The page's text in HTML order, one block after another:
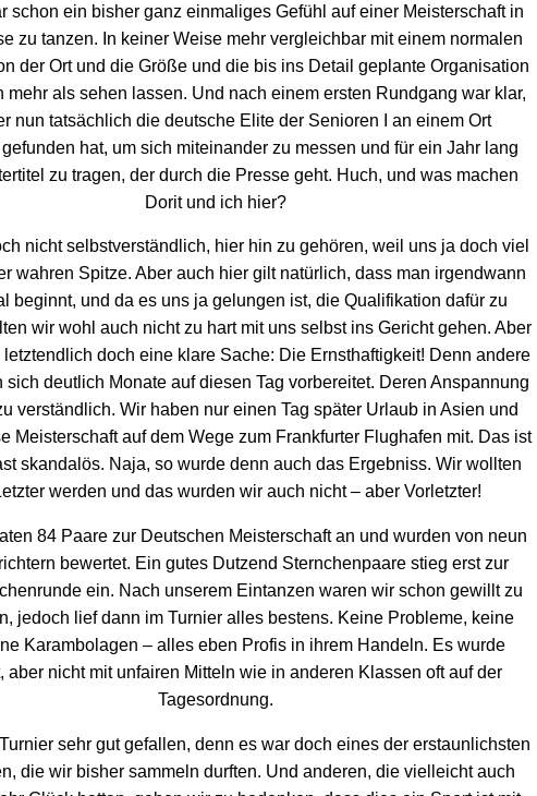
schon ein bisher ganz einmaliges Gefühl auf einer Meisterschaft in
zu tanzen. In keiner Weise mehr vergleichbar mit einem normalen
der Ort und die Größe und die bis ins Detail geplante Organisation
mehr als sehen lassen. Und nach einem ersten Rundgang war klar,
nun tatsächlich die deutsche Elite der Senioren I an einem Ort
hat, um sich miteinander zu messen und für ein Jahr lang
zu tragen, der durch die Presse geht. Huch, und was machen
Dorit und ich hier?
nicht selbstverständlich, hier hin zu gehören, weil uns ja doch viel
wahren Spitze. Aber auch hier gilt natürlich, dass man irgendwann
beginnt, und da es uns ja gelungen ist, die Qualifikation dafür zu
wir wohl auch nicht zu hart mit uns selbst ins Gericht gehen. Aber
letztendlich doch eine klare Sache: Die Ernsthaftigkeit! Denn andere
sich deutlich Monate auf diesen Tag vorbereitet. Deren Anspannung
verständlich. Wir haben nur einen Tag später Urlaub in Asien und
Meisterschaft auf dem Wege zum Frankfurter Flughafen mit. Das ist
skandalös. Naja, so wurde denn auch das Ergebniss. Wir wollten
werden und das wurden wir auch nicht – aber Vorletzter!
84 Paare zur Deutschen Meisterschaft an und wurden von neun
bewertet. Ein gutes Dutzend Sternchenpaare stieg erst zur
ein. Nach unserem Eintanzen waren wir schon gewillt zu
jedoch lief dann im Turnier alles bestens. Keine Probleme, keine
Karambolagen – alles eben Profis in ihrem Handeln. Es wurde
aber nicht mit unfairen Mitteln wie in anderen Klassen oft auf der
Tagesordnung.
sehr gut gefallen, denn es war doch eines der erstaunlichsten
die wir bisher sammeln durften. Und anderen, die vielleicht auch